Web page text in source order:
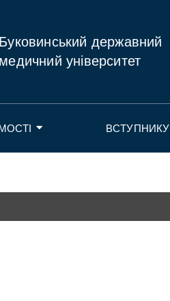
Буковинський державний
медичний університет
ВСТУПНИКУ